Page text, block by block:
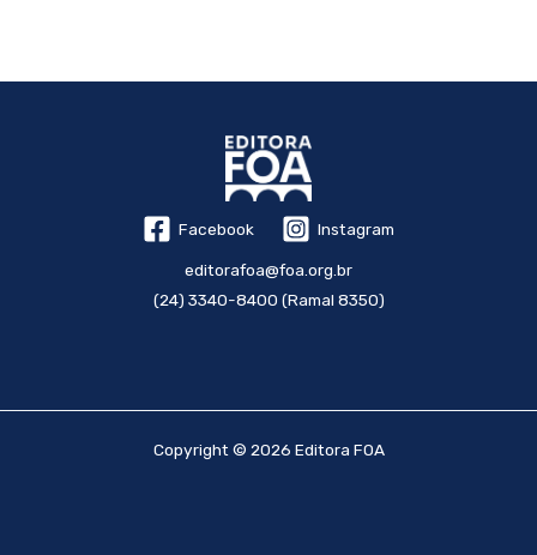
Facebook Instagram
editorafoa@foa.org.br
(24) 3340-8400 (Ramal 8350)
Copyright © 2026 Editora FOA